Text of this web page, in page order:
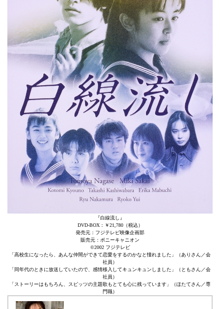
『白線流し』
DVD-BOX：￥21,780（税込）
発売元：フジテレビ映像企画部
販売元：ポニーキャニオン
©2002 フジテレビ
「高校生になったら、あんな仲間ができて恋愛をするのかなと憧れました」（ありさん／会
社員）
「同年代のときに放送していたので、感情移入してキュンキュンしました」（ともさん／会
社員）
「ストーリーはもちろん、スピッツの主題歌もとても心に残っています」（ほたてさん／専
門職）